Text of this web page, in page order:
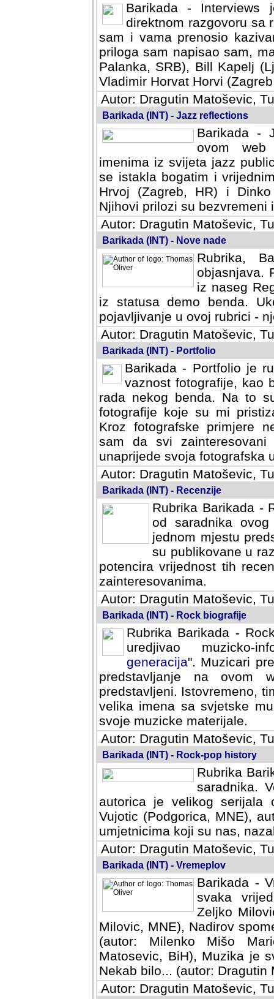
Barikada -
direktnom razgovoru sa
sam i vama prenosio
priloga sam napisao sam,
Palanka, SRB), Bill Kapelj
Vladimir Horvat Horvi
Autor: Dragutin Matoševic,
Barikada (INT) - Jazz reflections
Barikada -
ovom web
imenima iz svijeta jazz
se istakla bogatim i
Hrvoj (Zagreb, HR) i
Njihovi prilozi su bezvremeni
Autor: Dragutin Matoševic,
Barikada (INT) - Nove nade
Rubrika,
objasnjava.
iz naseg
iz statusa demo benda.
pojavljivanje u ovoj rubrici -
Autor: Dragutin Matoševic,
Barikada (INT) - Portfolio
Barikada - Portfolio je
vaznost fotografije, kao
rada nekog benda. Na to
fotografije koje su mi
fotografske primjere
svi zainteresovani
svoja fotografska umijeca.
Autor: Dragutin Matoševic,
Barikada (INT) - Recenzije
Rubrika Barikada -
od saradnika
jednom mjestu
su publikovane u
potencira vrijednost tih
zainteresovanima.
Autor: Dragutin Matoševic,
Barikada (INT) - Rock biografije
Rubrika Barikada -
uredjivao muzicko-
Muzicari predstavljeni u
na ovom web portalu
Istovremeno, tim nacinom
sa svjetske muzicke scene
materijale.
Autor: Dragutin Matoševic,
Barikada (INT) - Rock-pop history
Rubrika
saradnika.
autorica je velikog serijala
Vujotic (Podgorica, MNE),
umjetnicima koji su nas,
Autor: Dragutin Matoševic,
Barikada (INT) - Vremeplov
Barikada -
svaka
Milovic,
MNE), Nadirov spomenar
Milenko Mišo Maric, UK),
Muzika je svirala (autor:
(autor: Dragutin Matosevic,
Autor: Dragutin Matoševic,